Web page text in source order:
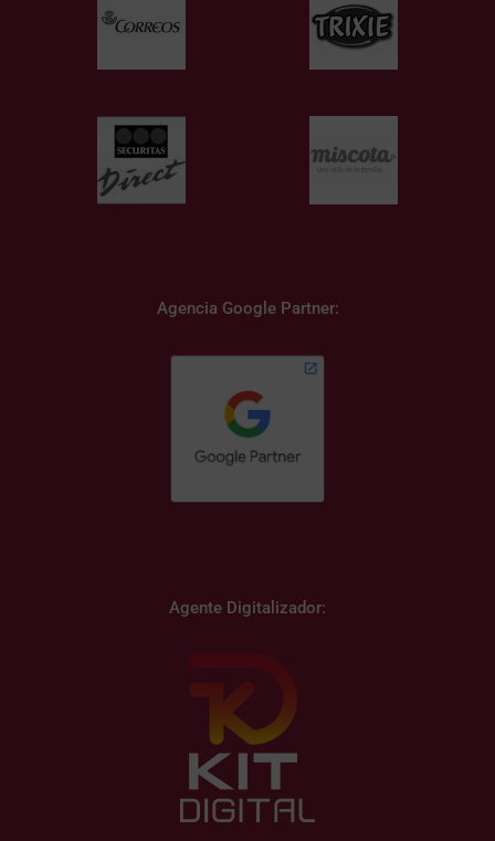
Agencia Google Partner:
Agente Digitalizador: